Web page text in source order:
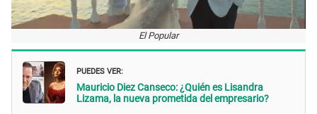
El Popular
PUEDES VER:
Mauricio Diez Canseco: ¿Quién es Lisandra
Lizama, la nueva prometida del empresario?